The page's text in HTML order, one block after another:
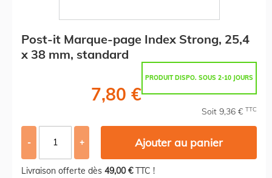
Post-it Marque-page Index Strong, 25,4
x 38 mm, standard
PRODUIT DISPO. SOUS 2-10 JOURS
7,80 €
Soit 9,36 € TTC
- + Ajouter au panier
Livraison offerte dès 49,00 €TTC !